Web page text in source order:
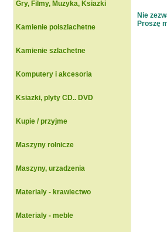
Gry, Filmy, Muzyka, Ksiazki
Kamienie polszlachetne
Kamienie szlachetne
Komputery i akcesoria
Ksiazki, plyty CD.. DVD
Kupie / przyjme
Maszyny rolnicze
Maszyny, urzadzenia
Materialy - krawiectwo
Materialy - meble
Nie
Proszę